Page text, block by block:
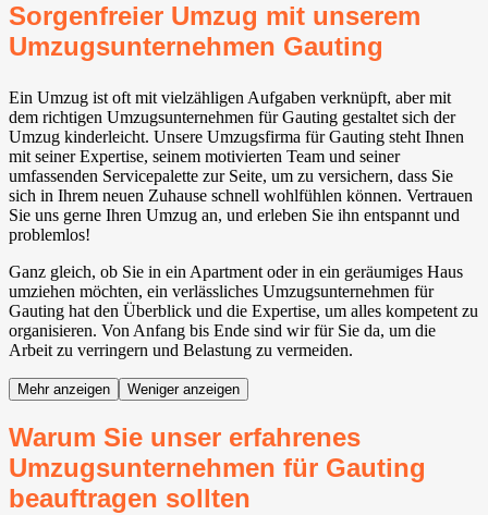
Sorgenfreier Umzug mit unserem
Umzugsunternehmen Gauting⁠
Ein Umzug ist oft mit vielzähligen Aufgaben verknüpft, aber mit
dem richtigen Umzugsunternehmen für Gauting⁠ gestaltet sich der
Umzug kinderleicht. Unsere Umzugsfirma für Gauting⁠ steht Ihnen
mit seiner Expertise, seinem motivierten Team und seiner
umfassenden Servicepalette zur Seite, um zu versichern, dass Sie
sich in Ihrem neuen Zuhause schnell wohlfühlen können. Vertrauen
Sie uns gerne Ihren Umzug an, und erleben Sie ihn entspannt und
problemlos!
Ganz gleich, ob Sie in ein Apartment oder in ein geräumiges Haus
umziehen möchten, ein verlässliches Umzugsunternehmen für
Gauting⁠ hat den Überblick und die Expertise, um alles kompetent zu
organisieren. Von Anfang bis Ende sind wir für Sie da, um die
Arbeit zu verringern und Belastung zu vermeiden.
Mehr anzeigen Weniger anzeigen
Warum Sie unser erfahrenes
Umzugsunternehmen für Gauting⁠
beauftragen sollten